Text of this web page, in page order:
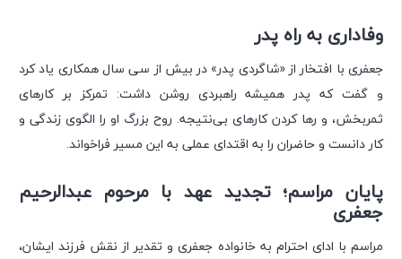
وفاداری به راه پدر
جعفری با افتخار از «شاگردی پدر» در بیش از سی سال همکاری یاد کرد
و گفت که پدر همیشه راهبردی روشن داشت: تمرکز بر کارهای
ثمربخش، و رها کردن کارهای بی‌نتیجه. روح بزرگ او را الگوی زندگی و
کار دانست و حاضران را به اقتدای عملی به این مسیر فراخواند.
پایان مراسم؛ تجدید عهد با مرحوم عبدالرحیم
جعفری
مراسم با ادای احترام به خانواده جعفری و تقدیر از نقش فرزند ایشان،